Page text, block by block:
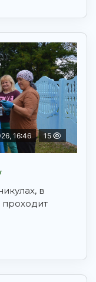
16:46 15
в